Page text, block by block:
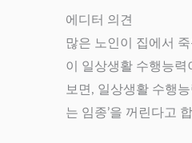
에디터 의견
많은 노인이 집에서
이 일상생활 수행능력
보면, 일상생활 수행
는 임종’을 꺼린다고